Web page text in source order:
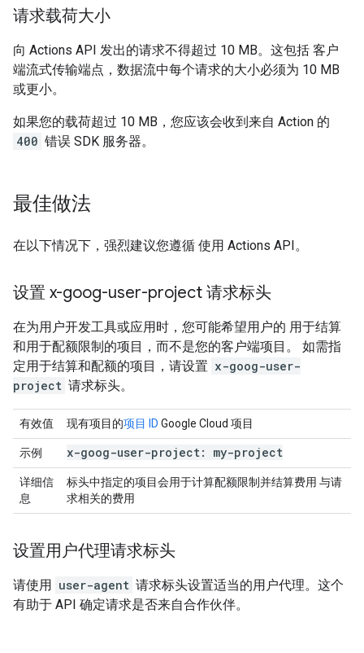
请求载荷大小
向 Actions API 发出的请求不得超过 10 MB。这包括 客户
端流式传输端点，数据流中每个请求的大小必须为 10 MB
或更小。
如果您的载荷超过 10 MB，您应该会收到来自 Action 的
400 错误 SDK 服务器。
最佳做法
在以下情况下，强烈建议您遵循 使用 Actions API。
设置 x-goog-user-project 请求标头
在为用户开发工具或应用时，您可能希望用户的 用于结算
和用于配额限制的项目，而不是您的客户端项目。 如需指
定用于结算和配额的项目，请设置 x-goog-user-
project 请求标头。
有效值 现有项目的项目 ID Google Cloud 项目
示例 x-goog-user-project: my-project
详细信
息
标头中指定的项目会用于计算配额限制并结算费用 与请
求相关的费用
设置用户代理请求标头
请使用 user-agent 请求标头设置适当的用户代理。这个
有助于 API 确定请求是否来自合作伙伴。